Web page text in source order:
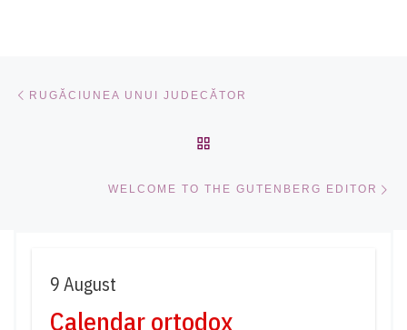
RUGĂCIUNEA UNUI JUDECĂTOR
WELCOME TO THE GUTENBERG EDITOR
9 August
Calendar ortodox